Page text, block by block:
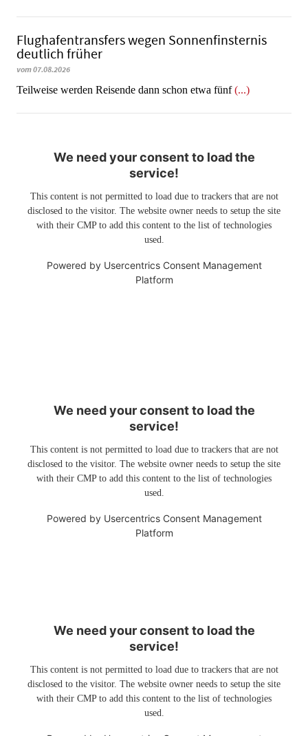
Flughafentransfers wegen Sonnenfinsternis
deutlich früher
vom 07.08.2026
Teilweise werden Reisende dann schon etwa fünf(...)
We need your consent to load the
service!
This content is not permitted to load due to trackers that are not
disclosed to the visitor. The website owner needs to setup the site
with their CMP to add this content to the list of technologies
used.
Powered by Usercentrics Consent Management
Platform
We need your consent to load the
service!
This content is not permitted to load due to trackers that are not
disclosed to the visitor. The website owner needs to setup the site
with their CMP to add this content to the list of technologies
used.
Powered by Usercentrics Consent Management
Platform
We need your consent to load the
service!
This content is not permitted to load due to trackers that are not
disclosed to the visitor. The website owner needs to setup the site
with their CMP to add this content to the list of technologies
used.